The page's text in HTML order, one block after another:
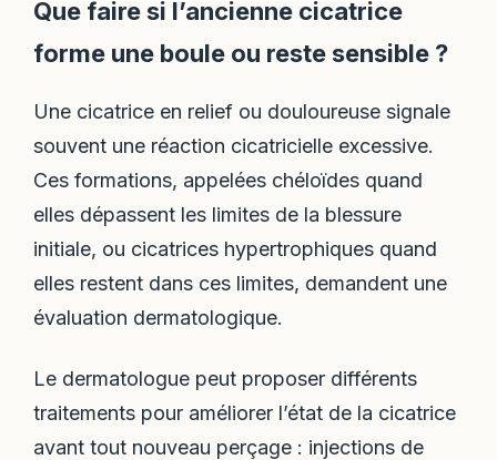
Que faire si l’ancienne cicatrice
forme une boule ou reste sensible ?
Une cicatrice en relief ou douloureuse signale
souvent une réaction cicatricielle excessive.
Ces formations, appelées chéloïdes quand
elles dépassent les limites de la blessure
initiale, ou cicatrices hypertrophiques quand
elles restent dans ces limites, demandent une
évaluation dermatologique.
Le dermatologue peut proposer différents
traitements pour améliorer l’état de la cicatrice
avant tout nouveau perçage : injections de